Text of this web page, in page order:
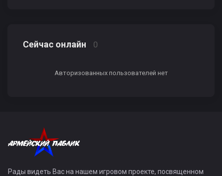
Сейчас онлайн 0
Авторизованных пользователей нет
Рады видеть Вас на нашем игровом проекте, посвященном